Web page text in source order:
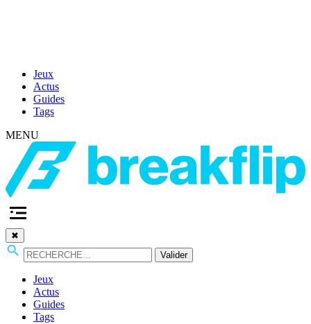
Jeux
Actus
Guides
Tags
MENU
✖
Valider
Jeux
Actus
Guides
Tags